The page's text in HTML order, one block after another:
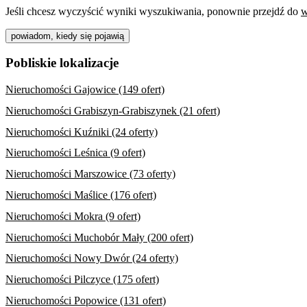
Jeśli chcesz wyczyścić wyniki wyszukiwania, ponownie przejdź do
powiadom, kiedy się pojawią
Pobliskie lokalizacje
Nieruchomości Gajowice (149 ofert)
Nieruchomości Grabiszyn-Grabiszynek (21 ofert)
Nieruchomości Kuźniki (24 oferty)
Nieruchomości Leśnica (9 ofert)
Nieruchomości Marszowice (73 oferty)
Nieruchomości Maślice (176 ofert)
Nieruchomości Mokra (9 ofert)
Nieruchomości Muchobór Mały (200 ofert)
Nieruchomości Nowy Dwór (24 oferty)
Nieruchomości Pilczyce (175 ofert)
Nieruchomości Popowice (131 ofert)